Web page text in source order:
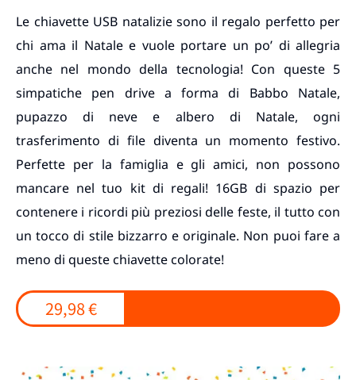
Le chiavette USB natalizie sono il regalo perfetto per
chi ama il Natale e vuole portare un po’ di allegria
anche nel mondo della tecnologia! Con queste 5
simpatiche pen drive a forma di Babbo Natale,
pupazzo di neve e albero di Natale, ogni
trasferimento di file diventa un momento festivo.
Perfette per la famiglia e gli amici, non possono
mancare nel tuo kit di regali! 16GB di spazio per
contenere i ricordi più preziosi delle feste, il tutto con
un tocco di stile bizzarro e originale. Non puoi fare a
meno di queste chiavette colorate!
29,98 €